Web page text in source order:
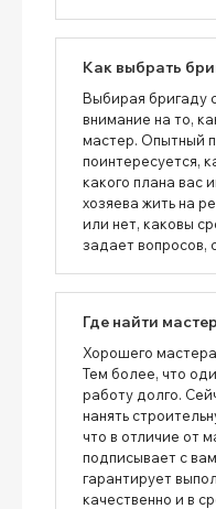
Как выбрать
Выбирая бригаду
внимание на то,
мастер. Опытный
поинтересуется,
какого плана вас
хозяева жить на
или нет, каковы
задает вопросов,
Где найти
Хорошего
Тем более, что
работу долго.
нанять
что в отличие от
подписывает с
гарантирует
качественно и в